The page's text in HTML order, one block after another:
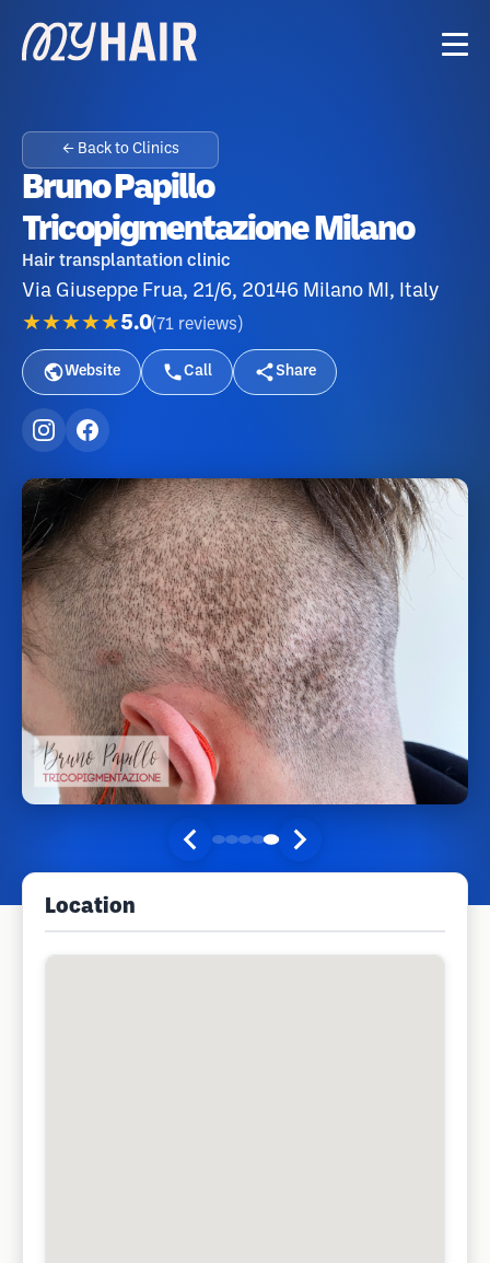
← Back to Clinics
Bruno Papillo
Tricopigmentazione Milano
Hair transplantation clinic
Via Giuseppe Frua, 21/6, 20146 Milano MI, Italy
★★★★★5.0(71 reviews )
Website Call Share
Location